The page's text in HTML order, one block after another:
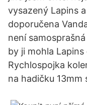
vysazený Lapins
doporučena
není
by ji mohla
Rychlospojka
na hadičku 13mm